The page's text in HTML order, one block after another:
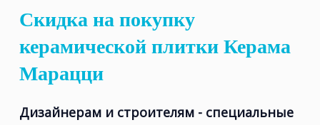
Скидка на покупку
керамической плитки Керама
Марацци
Дизайнерам и строителям - специальные